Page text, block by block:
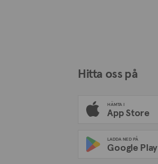
Hitta oss på
HÄMTA I
App Store
LADDA NED PÅ
Google Play